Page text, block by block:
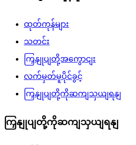
ထုတ်ကုန်များ
သတင်း
ကြှနျုပျတို့အကွောငျး
လက်မှတ်မူပိုင်ခွင့်
ကြှနျုပျတို့ကိုဆကျသှယျရနျ
ကြှနျုပျတို့ကိုဆကျသှယျရနျ